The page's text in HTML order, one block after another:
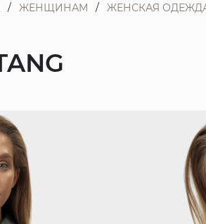
ЖЕНЩИНАМ ЖЕНСКАЯ